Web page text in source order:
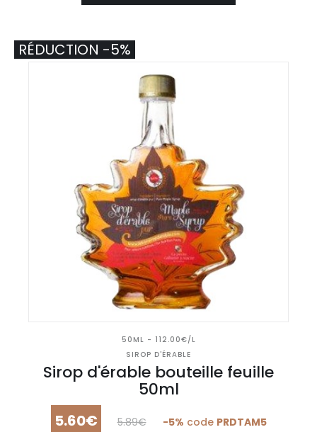
50ML - 112.00€/L
SIROP D'ÉRABLE
Sirop d'érable bouteille feuille
50ml
5.60€ 5.89€ -5% code PRDTAM5
RÉDUCTION -5%